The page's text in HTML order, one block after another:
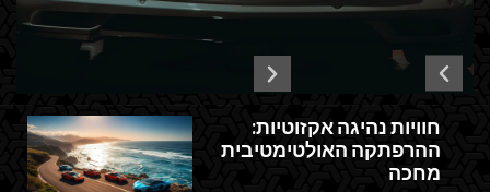
חוויות נהיגה אקזוטיות:
ההרפתקה האולטימטיבית
מחכה